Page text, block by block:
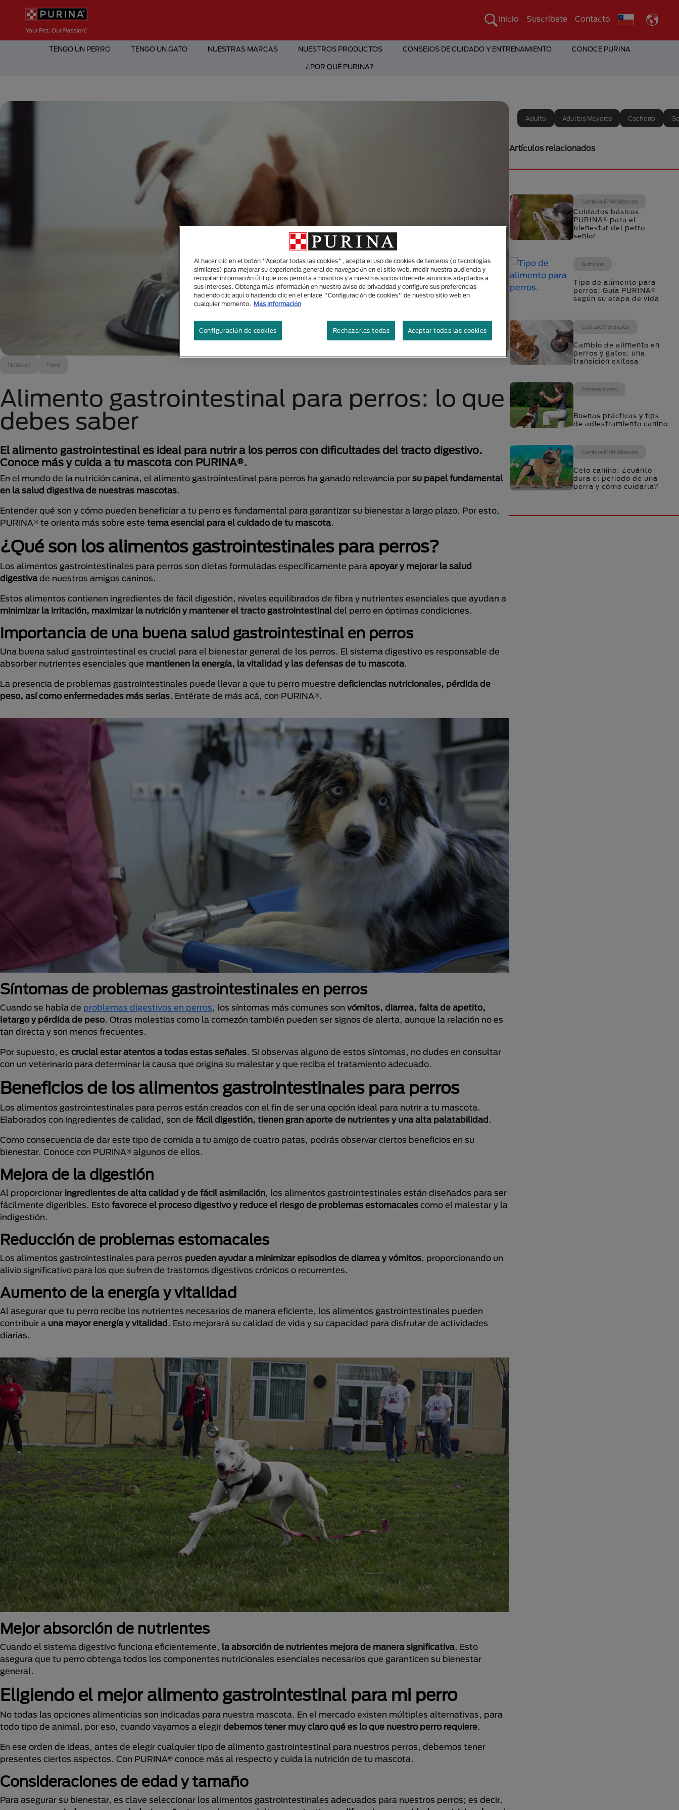
Pasar al contenido principal
Menú Secundario Purina
Inicio Suscríbete Contacto
Menú Principal Purina
TENGO UN PERRO TENGO UN GATO NUESTRAS MARCAS NUESTROS PRODUCTOS CONSEJOS DE CUIDADO Y ENTRENAMIENTO CONOCE PURINA
¿POR QUÉ PURINA?
Nutrición Perro
Alimento gastrointestinal para perros: lo que
debes saber
El alimento gastrointestinal es ideal para nutrir a los perros con dificultades del tracto digestivo.
Conoce más y cuida a tu mascota con PURINA®.
En el mundo de la nutrición canina, el alimento gastrointestinal para perros ha ganado relevancia por su papel fundamental
en la salud digestiva de nuestras mascotas.
Entender qué son y cómo pueden beneficiar a tu perro es fundamental para garantizar su bienestar a largo plazo. Por esto,
PURINA® te orienta más sobre este tema esencial para el cuidado de tu mascota.
¿Qué son los alimentos gastrointestinales para perros?
Los alimentos gastrointestinales para perros son dietas formuladas específicamente para apoyar y mejorar la salud
digestiva de nuestros amigos caninos.
Estos alimentos contienen ingredientes de fácil digestión, niveles equilibrados de fibra y nutrientes esenciales que ayudan a
minimizar la irritación, maximizar la nutrición y mantener el tracto gastrointestinal del perro en óptimas condiciones.
Importancia de una buena salud gastrointestinal en perros
Una buena salud gastrointestinal es crucial para el bienestar general de los perros. El sistema digestivo es responsable de
absorber nutrientes esenciales que mantienen la energía, la vitalidad y las defensas de tu mascota.
La presencia de problemas gastrointestinales puede llevar a que tu perro muestre deficiencias nutricionales, pérdida de
peso, así como enfermedades más serias. Entérate de más acá, con PURINA®.
Síntomas de problemas gastrointestinales en perros
Cuando se habla de problemas digestivos en perros, los síntomas más comunes son vómitos, diarrea, falta de apetito,
letargo y pérdida de peso. Otras molestias como la comezón también pueden ser signos de alerta, aunque la relación no es
tan directa y son menos frecuentes.
Por supuesto, es crucial estar atentos a todas estas señales. Si observas alguno de estos síntomas, no dudes en consultar
con un veterinario para determinar la causa que origina su malestar y que reciba el tratamiento adecuado.
Beneficios de los alimentos gastrointestinales para perros
Los alimentos gastrointestinales para perros están creados con el fin de ser una opción ideal para nutrir a tu mascota.
Elaborados con ingredientes de calidad, son de fácil digestión, tienen gran aporte de nutrientes y una alta palatabilidad.
Como consecuencia de dar este tipo de comida a tu amigo de cuatro patas, podrás observar ciertos beneficios en su
bienestar. Conoce con PURINA® algunos de ellos.
Mejora de la digestión
Al proporcionar ingredientes de alta calidad y de fácil asimilación, los alimentos gastrointestinales están diseñados para ser
fácilmente digeribles. Esto favorece el proceso digestivo y reduce el riesgo de problemas estomacales como el malestar y la
indigestión.
Reducción de problemas estomacales
Los alimentos gastrointestinales para perros pueden ayudar a minimizar episodios de diarrea y vómitos, proporcionando un
alivio significativo para los que sufren de trastornos digestivos crónicos o recurrentes.
Aumento de la energía y vitalidad
Al asegurar que tu perro recibe los nutrientes necesarios de manera eficiente, los alimentos gastrointestinales pueden
contribuir a una mayor energía y vitalidad. Esto mejorará su calidad de vida y su capacidad para disfrutar de actividades
diarias.
Mejor absorción de nutrientes
Cuando el sistema digestivo funciona eficientemente, la absorción de nutrientes mejora de manera significativa. Esto
asegura que tu perro obtenga todos los componentes nutricionales esenciales necesarios que garanticen su bienestar
general.
Eligiendo el mejor alimento gastrointestinal para mi perro
No todas las opciones alimenticias son indicadas para nuestra mascota. En el mercado existen múltiples alternativas, para
todo tipo de animal, por eso, cuando vayamos a elegir debemos tener muy claro qué es lo que nuestro perro requiere.
En ese orden de ideas, antes de elegir cualquier tipo de alimento gastrointestinal para nuestros perros, debemos tener
presentes ciertos aspectos. Con PURINA® conoce más al respecto y cuida la nutrición de tu mascota.
Consideraciones de edad y tamaño
Para asegurar su bienestar, es clave seleccionar los alimentos gastrointestinales adecuados para nuestros perros; es decir,
Adulto Adultos Mayores Cachorro
Artículos relacionados
Cambios En Mi Mascota
Cuidados básicos
PURINA® para el
bienestar del perro
senior
Nutrición
Tipo de alimento para
perros: Guía PURINA®
según su etapa de vida
Cuidado Y Bienestar
Cambio de alimento en
perros y gatos: una
transición exitosa
Entrenamiento
Buenas prácticas y tips
de adiestramiento canino
Cambios En Mi Mascota
Celo canino: ¿cuánto
dura el periodo de una
perra y cómo cuidarla?
Al hacer clic en el botón "Aceptar todas las cookies", acepta el uso de cookies de terceros (o tecnologías
similares) para mejorar su experiencia general de navegación en el sitio web, medir nuestra audiencia y
recopilar información útil que nos permita a nosotros y a nuestros socios ofrecerle anuncios adaptados a
sus intereses. Obtenga más información en nuestro aviso de privacidad y configure sus preferencias
haciendo clic aquí o haciendo clic en el enlace "Configuración de cookies" de nuestro sitio web en
cualquier momento. Más información
Rechazarlas todas Aceptar todas las cookies
Configuración de cookies